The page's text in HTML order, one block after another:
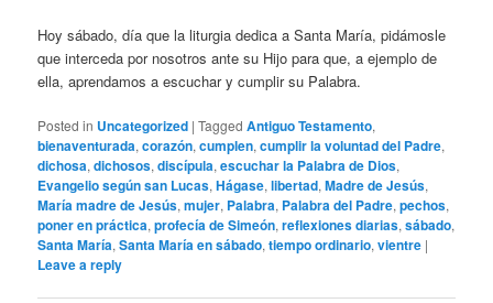
Hoy sábado, día que la liturgia dedica a Santa María, pidámosle
que interceda por nosotros ante su Hijo para que, a ejemplo de
ella, aprendamos a escuchar y cumplir su Palabra.
Posted in Uncategorized |Tagged Antiguo Testamento,
bienaventurada,corazón,cumplen,cumplir la voluntad del Padre,
dichosa,dichosos,discípula,escuchar la Palabra de Dios,
Evangelio según san Lucas,Hágase,libertad,Madre de Jesús,
María madre de Jesús,mujer, Palabra, Palabra del Padre,pechos,
poner en práctica,profecía de Simeón,reflexiones diarias,sábado,
Santa María,Santa María en sábado,tiempo ordinario,vientre |
Leave a reply